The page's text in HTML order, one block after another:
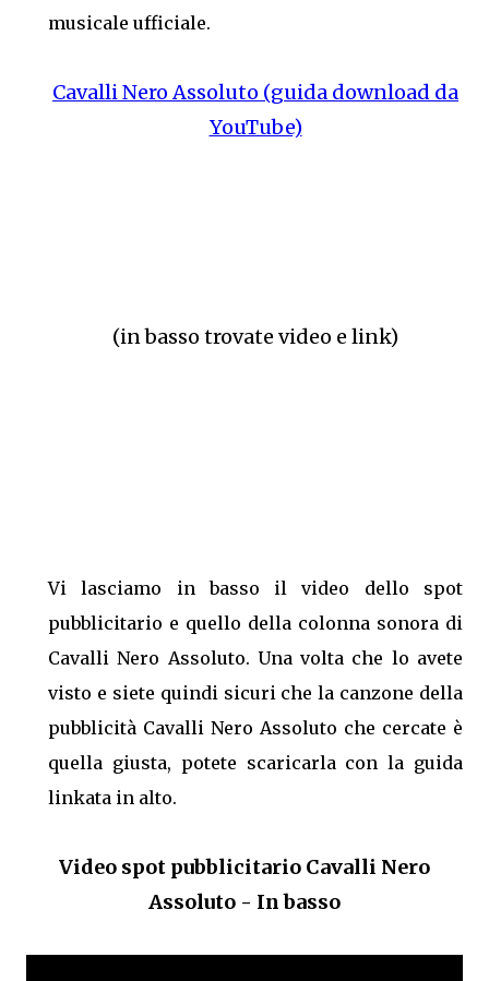
musicale ufficiale.
Cavalli Nero Assoluto (guida download da
YouTube)
(in basso trovate video e link)
Vi lasciamo in basso il video dello spot
pubblicitario e quello della colonna sonora di
Cavalli Nero Assoluto. Una volta che lo avete
visto e siete quindi sicuri che la canzone della
pubblicità Cavalli Nero Assoluto che cercate è
quella giusta, potete scaricarla con la guida
linkata in alto.
Video spot pubblicitario Cavalli Nero
Assoluto - In basso